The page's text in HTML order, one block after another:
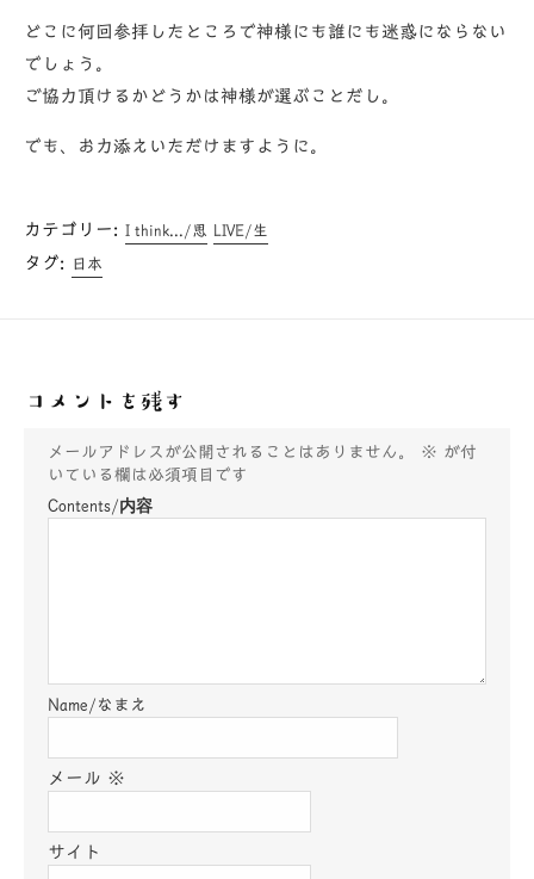
どこに何回参拝したところで神様にも誰にも迷惑にならない
でしょう。
ご協力頂けるかどうかは神様が選ぶことだし。
でも、お力添えいただけますように。
カテゴリー: I think.../思 LIVE/生
タグ: 日本
コメントを残す
メールアドレスが公開されることはありません。 ※ が付
いている欄は必須項目です
メール ※
サイト